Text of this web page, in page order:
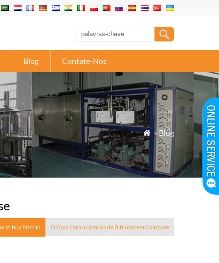
Blog Contate-Nos
 »Blog
to buy bitcoin O Guia para a compra de Bitcoins em Coinbase